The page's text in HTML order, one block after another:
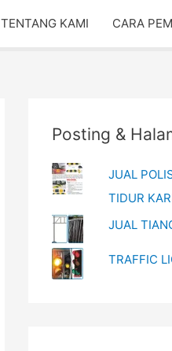
TENTANG KAMI CARA
Posting &
JUAL
TIDUR
JUAL
TRAFFIC